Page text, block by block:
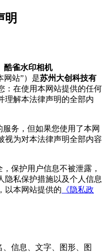
明
酷雀水印相机
网站”）是苏州大创科技有
：在使用本网站提供的任何
理解本法律声明的全部内
务，但如果您使用了本网
视为对本法律声明全部内容
保护用户信息不被泄露，
隐私保护措施以及个人信息
以本网站提供的 《隐私政
信息、文字、图形、图